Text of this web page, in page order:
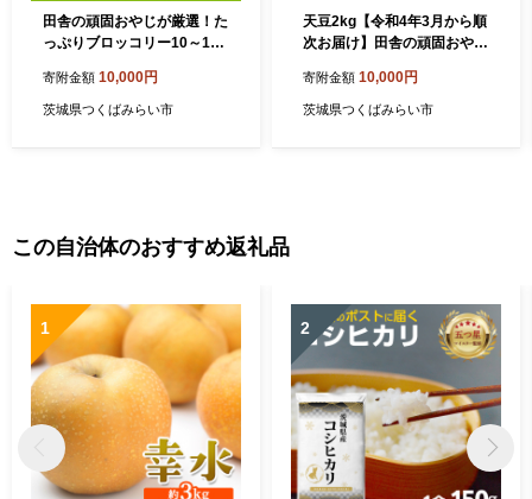
田舎の頑固おやじが厳選！た
っぷりブロッコリー10～12
届け】 [BI42-NT]
寄附金額 10,000円
茨城県つくばみらい市
天豆2kg【令和4年3月から順
次お届け】田舎の頑固おやじ
寄附金額 10,000円
茨城県つくばみらい市
この自治体のおすすめ返礼品
1 2